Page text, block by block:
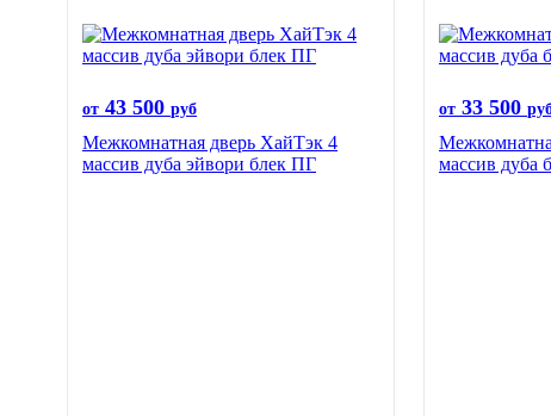
от 43 500 руб
Межкомнатная дверь ХайТэк 4
массив дуба эйвори блек ПГ
от 33 500
массив дуба